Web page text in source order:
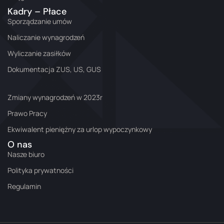
Kadry – Płace
Sporządzanie umów
Naliczanie wynagrodzeń
Wyliczanie zasiłków
Dokumentacja ZUS, US, GUS
Zmiany wynagrodzeń w 2023r
Prawo Pracy
Ekwiwalent pieniężny za urlop wypoczynkowy
O nas
Nasze biuro
Polityka prywatności
Regulamin